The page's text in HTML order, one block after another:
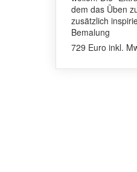
dem das Üben
zusätzlich
Bemalung
729 Euro inkl.